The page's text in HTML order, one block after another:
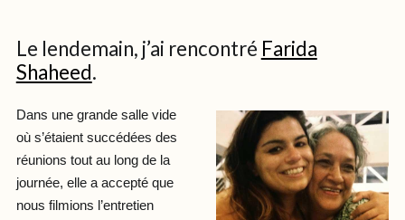
Le lendemain, j’ai rencontré Farida
Shaheed.
Dans une grande salle vide
où s’étaient succédées des
réunions tout au long de la
journée, elle a accepté que
nous filmions l’entretien